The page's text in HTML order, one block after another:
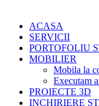
ACASA
SERVICII
PORTOFOLIU
MOBILIER
Mobila la
Executam
PROIECTE 3D
INCHIRIERE